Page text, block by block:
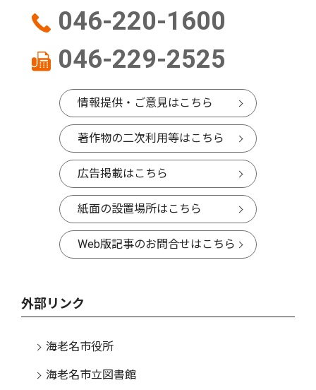
046-220-1600
046-229-2525
情報提供・ご意見はこちら
著作物の二次利用等はこちら
広告掲載はこちら
紙面の設置場所はこちら
Web版記事のお問合せはこちら
外部リンク
海老名市役所
海老名市立図書館